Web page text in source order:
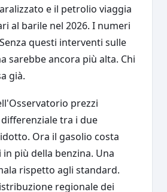
e il petrolio viaggia
al barile nel 2026. I numeri
questi interventi sulle
sarebbe ancora più alta. Chi
già.
prezzi
tra i due
Ora il gasolio costa
più della benzina. Una
rispetto agli standard.
regionale dei